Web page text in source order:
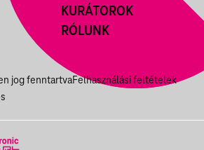
KURÁTOROK
RÓLUNK
jog fenntartvaFelhasználási feltételek